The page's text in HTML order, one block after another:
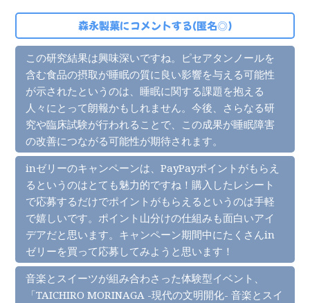
森永製菓にコメントする(匿名◎)
この研究結果は興味深いですね。ピセアタンノールを
含む食品の摂取が睡眠の質に良い影響を与える可能性
が示されたというのは、睡眠に関する課題を抱える
人々にとって朗報かもしれません。今後、さらなる研
究や臨床試験が行われることで、この成果が睡眠障害
の改善につながる可能性が期待されます。
inゼリーのキャンペーンは、PayPayポイントがもらえ
るというのはとても魅力的ですね！購入したレシート
で応募するだけでポイントがもらえるというのは手軽
で嬉しいです。ポイント山分けの仕組みも面白いアイ
デアだと思います。キャンペーン期間中にたくさんin
ゼリーを買って応募してみようと思います！
音楽とスイーツが組み合わさった体験型イベント、
「TAICHIRO MORINAGA -現代の文明開化- 音楽とスイ